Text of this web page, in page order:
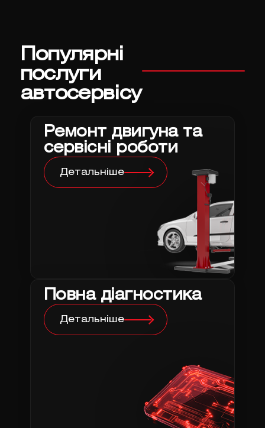
Популярні
послуги
автосервісу
Ремонт двигуна та
сервісні роботи
Детальніше
Повна діагностика
Детальніше